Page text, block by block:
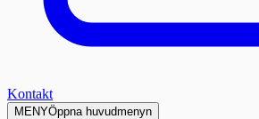
Kontakt
MENYÖppna huvudmenyn